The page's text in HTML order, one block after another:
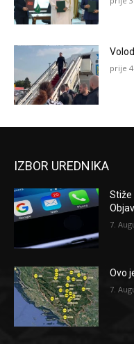
prije 4
IZBOR UREDNIKA
Stiže
7.
Ovo
7.